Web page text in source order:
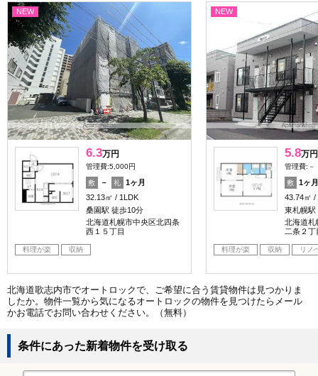
NEW
6.3万円
管理費:5,000円
敷 － 礼
1ヶ月
32.13㎡
1LDK
桑園駅 徒歩10分
北海道札幌市中央区北四条
西１５丁目
料理が楽 収納
NEW
5.8万円
管理費:－
敷
1ヶ月
43.74㎡
東札幌駅
北海道札
二条２丁
料理が楽 収納 リノ
北海道歌志内市でオートロックで、ご希望に合う賃貸物件は見つかりま
したか。物件一覧から気になるオートロックの物件を見つけたらメール
かお電話でお問い合わせください。（無料）
条件にあった新着物件を受け取る